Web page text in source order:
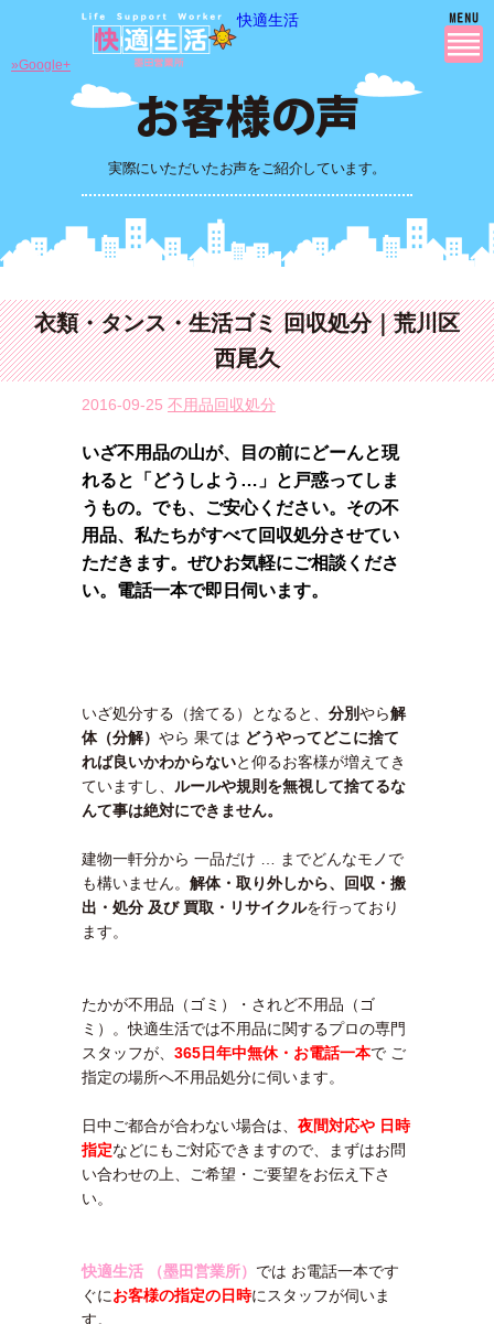
快適生活
実際にいただいたお声をご紹介しています。
»Google+
衣類・タンス・生活ゴミ 回収処分｜荒川区
西尾久
2016-09-25 不用品回収処分
いざ不用品の山が、目の前にどーんと現
れると「どうしよう…」と戸惑ってしま
うもの。でも、ご安心ください。その不
用品、私たちがすべて回収処分させてい
ただきます。ぜひお気軽にご相談くださ
い。電話一本で即日伺います。
いざ処分する（捨てる）となると、 分別やら解
体（分解） やら 果ては どうやってどこに捨て
れば良いかわからないと仰るお客様が増えてき
ていますし、 ルールや規則を無視して捨てるな
んて事は絶対にできません。
建物一軒分から 一品だけ … までどんなモノで
も構いません。 解体・取り外しから、回収・搬
出・処分 及び 買取・リサイクルを行っており
ます。
たかが不用品（ゴミ）・されど不用品（ゴ
ミ）。快適生活では不用品に関するプロの専門
スタッフが、 365日年中無休・お電話一本で ご
指定の場所へ不用品処分に伺います。
日中ご都合が合わない場合は、 夜間対応や 日時
指定などにもご対応できますので、まずはお問
い合わせの上、ご希望・ご要望をお伝え下さ
い。
快適生活 （墨田営業所） では お電話一本です
ぐにお客様の指定の日時にスタッフが伺いま
す。